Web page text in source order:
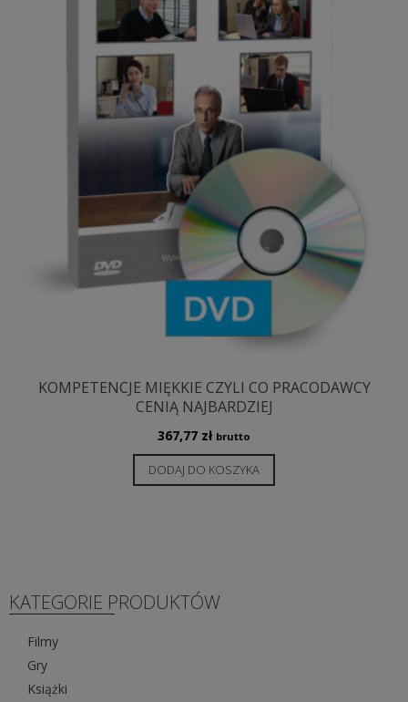
KOMPETENCJE MIĘKKIE CZYLI CO PRACODAWCY
CENIĄ NAJBARDZIEJ
367,77 zł brutto
DODAJ DO KOSZYKA
KATEGORIE PRODUKTÓW
Filmy
Gry
Książki